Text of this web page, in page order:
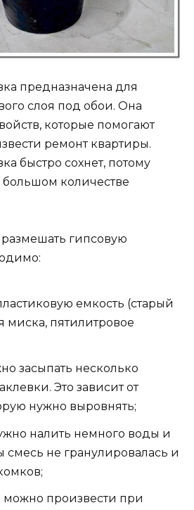
предназначена для
слоя под обои. Она
которые помогают
ремонт квартиры.
быстро сохнет, потому
количестве
гипсовую
емкость (старый
миска, пятилитровое
засыпать несколько
Это зависит от
нужно выровнять;
налить немного воды и
смесь не гранулировалась и
произвести при